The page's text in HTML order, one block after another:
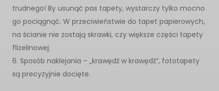
trudnego! By usunąć pas tapety, wystarczy tylko mocno
go pociągnąć. W przeciwieństwie do tapet papierowych,
na ścianie nie zostają skrawki, czy większe części tapety
flizelinowej.
6. Sposób naklejania – „krawędź w krawędź”, fototapety
są precyzyjnie docięte.